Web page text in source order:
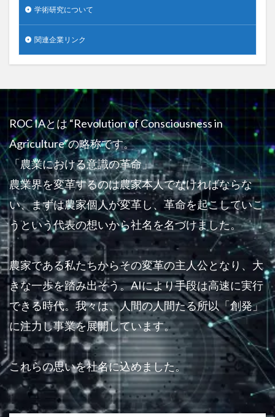
学術研究について
関連企業リンク
ROC IAとは “Revolution of Consciousness in
Agriculture”の略称です。
「農業における意識の革命」
農業界を変革するのは農家本人でなければならな
い、まずは農家個人が変革し、革命を起こしていこ
うという代表の想いから社名を名づけました。
農家である私たちからその変革の主人公となり、大
きな一歩を踏み出そう。AIにより手段は高速に実行
できる時代。我々は、人間の人間たる所以「創発」
に注力し事業を展開しています。
これらの思いを社名に込めました。